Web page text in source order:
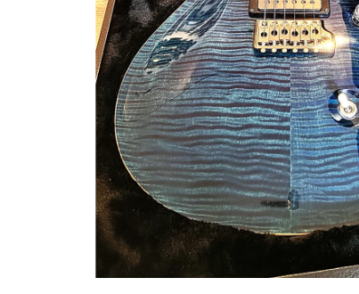
Proel Pro Audio
Samson Pro Audio
Ständer
... mehr
Roto
...
STREICHINSTRUMENTE
Violinen
Violen, Gamben
... mehr